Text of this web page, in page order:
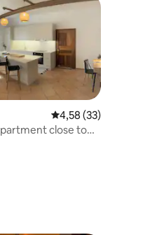
7 Prosječna ocjena:
4,58 (33)
close to